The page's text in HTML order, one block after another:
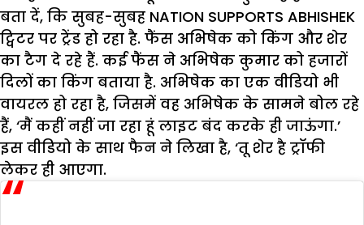
बता दें, कि सुबह-सुबह NATION SUPPORTS ABHISHEK
ट्विटर पर ट्रेंड हो रहा है. फैंस अभिषेक को किंग और शेर
का टैग दे रहे हैं. कई फैंस ने अभिषेक कुमार को हजारों
दिलों का किंग बताया है. अभिषेक का एक वीडियो भी
वायरल हो रहा है, जिसमें वह अभिषेक के सामने बोल रहे
हैं, ‘मैं कहीं नहीं जा रहा हूं लाइट बंद करके ही जाऊंगा.’
इस वीडियो के साथ फैन ने लिखा है, ‘तू शेर है ट्रॉफी
लेकर ही आएगा.